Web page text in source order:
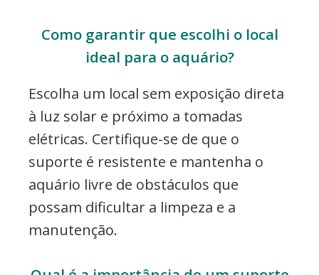
Como garantir que escolhi o local
ideal para o aquário?
Escolha um local sem exposição direta
à luz solar e próximo a tomadas
elétricas. Certifique-se de que o
suporte é resistente e mantenha o
aquário livre de obstáculos que
possam dificultar a limpeza e a
manutenção.